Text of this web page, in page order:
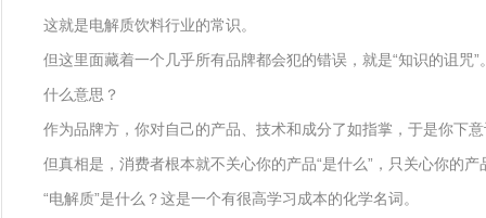
这就是电解质饮料行业的常识。
但这里面藏着一个几乎所有品牌都会犯的错误，就是“知识的诅咒”
什么意思？
作为品牌方，你对自己的产品、技术和成分了如指掌，于是你下
但真相是，消费者根本就不关心你的产品“是什么”，只关心你的产
“电解质”是什么？这是一个有很高学习成本的化学名词。